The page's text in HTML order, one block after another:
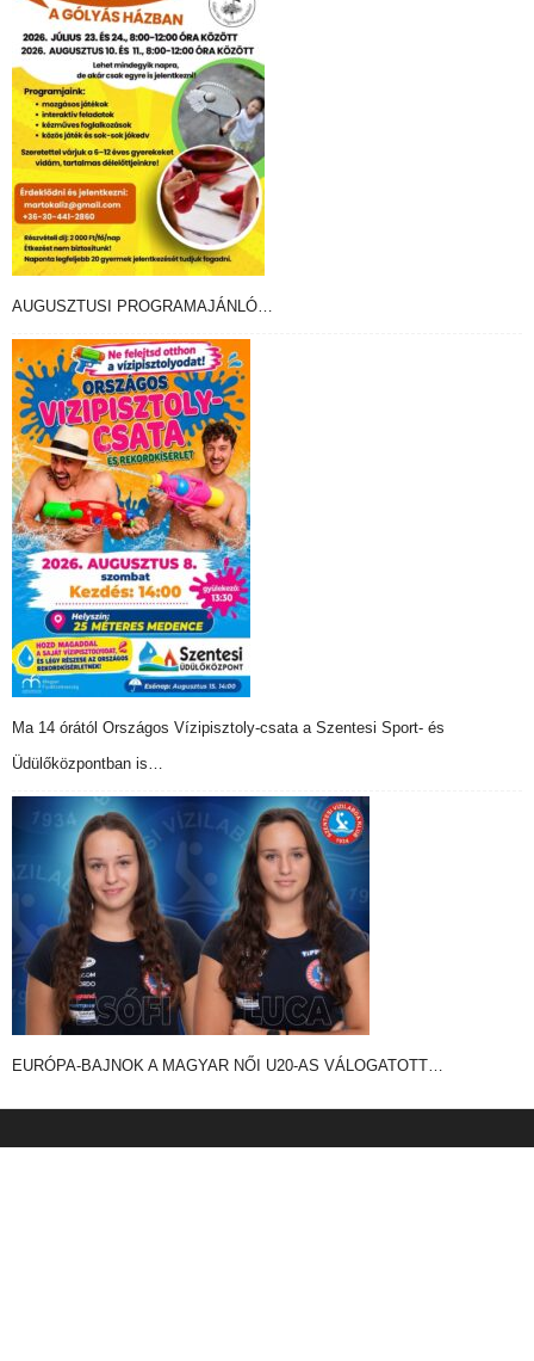
AUGUSZTUSI PROGRAMAJÁNLÓ…
Ma 14 órától Országos Vízipisztoly-csata a Szentesi Sport- és
Üdülőközpontban is…
EURÓPA-BAJNOK A MAGYAR NŐI U20-AS VÁLOGATOTT…